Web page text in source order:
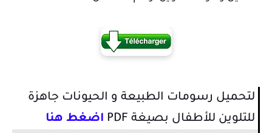
لتحميل رسومات الطبيعة و الحيونات جاهزة
للتلوين للأطفال بصيغة PDF
اضغط هنا